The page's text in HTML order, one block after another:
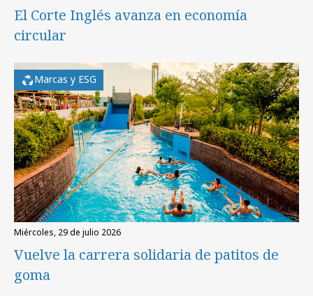
El Corte Inglés avanza en economía
circular
Marcas y ESG
miércoles, 29 de julio 2026
Vuelve la carrera solidaria de patitos de
goma